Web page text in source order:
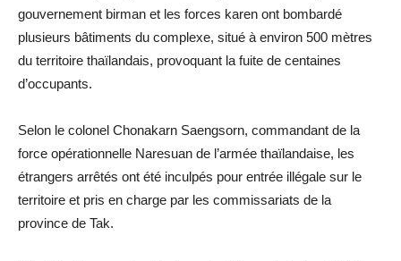
gouvernement birman et les forces karen ont bombardé
plusieurs bâtiments du complexe, situé à environ 500 mètres
du territoire thaïlandais, provoquant la fuite de centaines
d’occupants.
Selon le colonel Chonakarn Saengsorn, commandant de la
force opérationnelle Naresuan de l’armée thaïlandaise, les
étrangers arrêtés ont été inculpés pour entrée illégale sur le
territoire et pris en charge par les commissariats de la
province de Tak.